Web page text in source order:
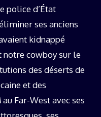
police d’État
ses anciens
kidnappé
notre cowboy sur le
des déserts de
et des
au Far-West avec ses